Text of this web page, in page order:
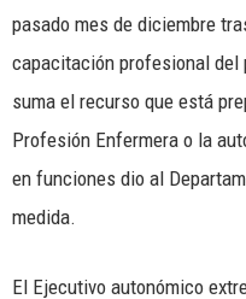
pasado mes de diciembre
capacitación profesional del
suma el recurso que está
Profesión Enfermera o la
en funciones dio al
medida.
El Ejecutivo autonómico